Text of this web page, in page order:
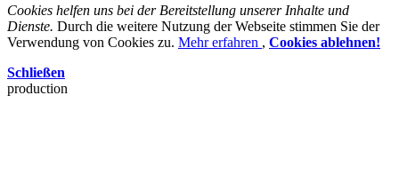
Cookies helfen uns bei der Bereitstellung unserer Inhalte und
Dienste. Durch die weitere Nutzung der Webseite stimmen Sie der
Verwendung von Cookies zu. Mehr erfahren , Cookies ablehnen!
Schließen
production